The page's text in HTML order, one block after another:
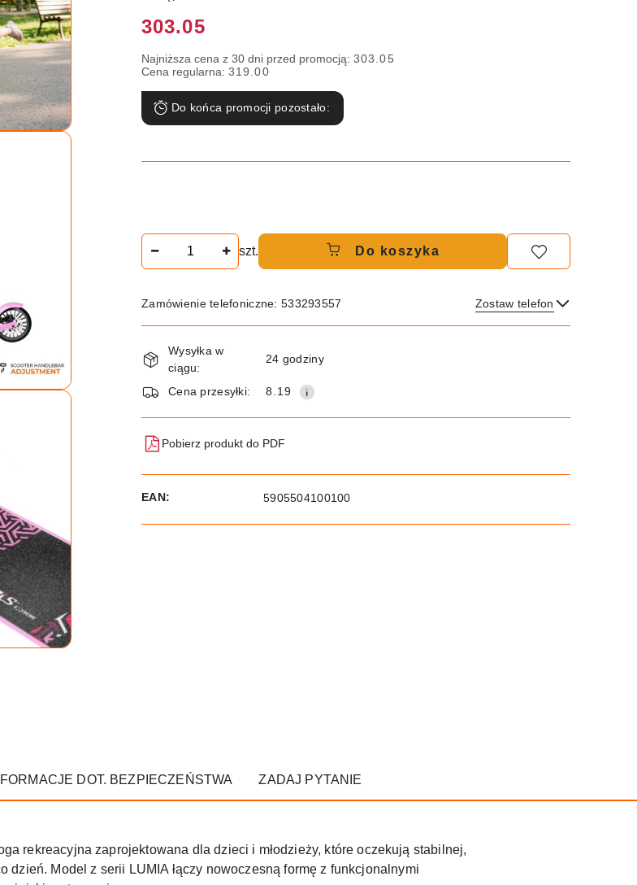
Cena:
303.05
Najniższa cena z 30 dni przed promocją: 303.05
Cena regularna: 319.00
Do końca promocji pozostało:
szt. Do koszyka
Zamówienie telefoniczne: 533293557 Zostaw telefon
Wyślij
Dostępność
i
dostawa
Wysyłka w
ciągu:
24 godziny
Cena przesyłki: 8.19
Pobierz produkt do PDF
EAN: 5905504100100
DOT. BEZPIECZEŃSTWA ZADAJ PYTANIE
rekreacyjna zaprojektowana dla dzieci i młodzieży, które oczekują stabilnej,
dzień. Model z serii LUMIA łączy nowoczesną formę z funkcjonalnymi